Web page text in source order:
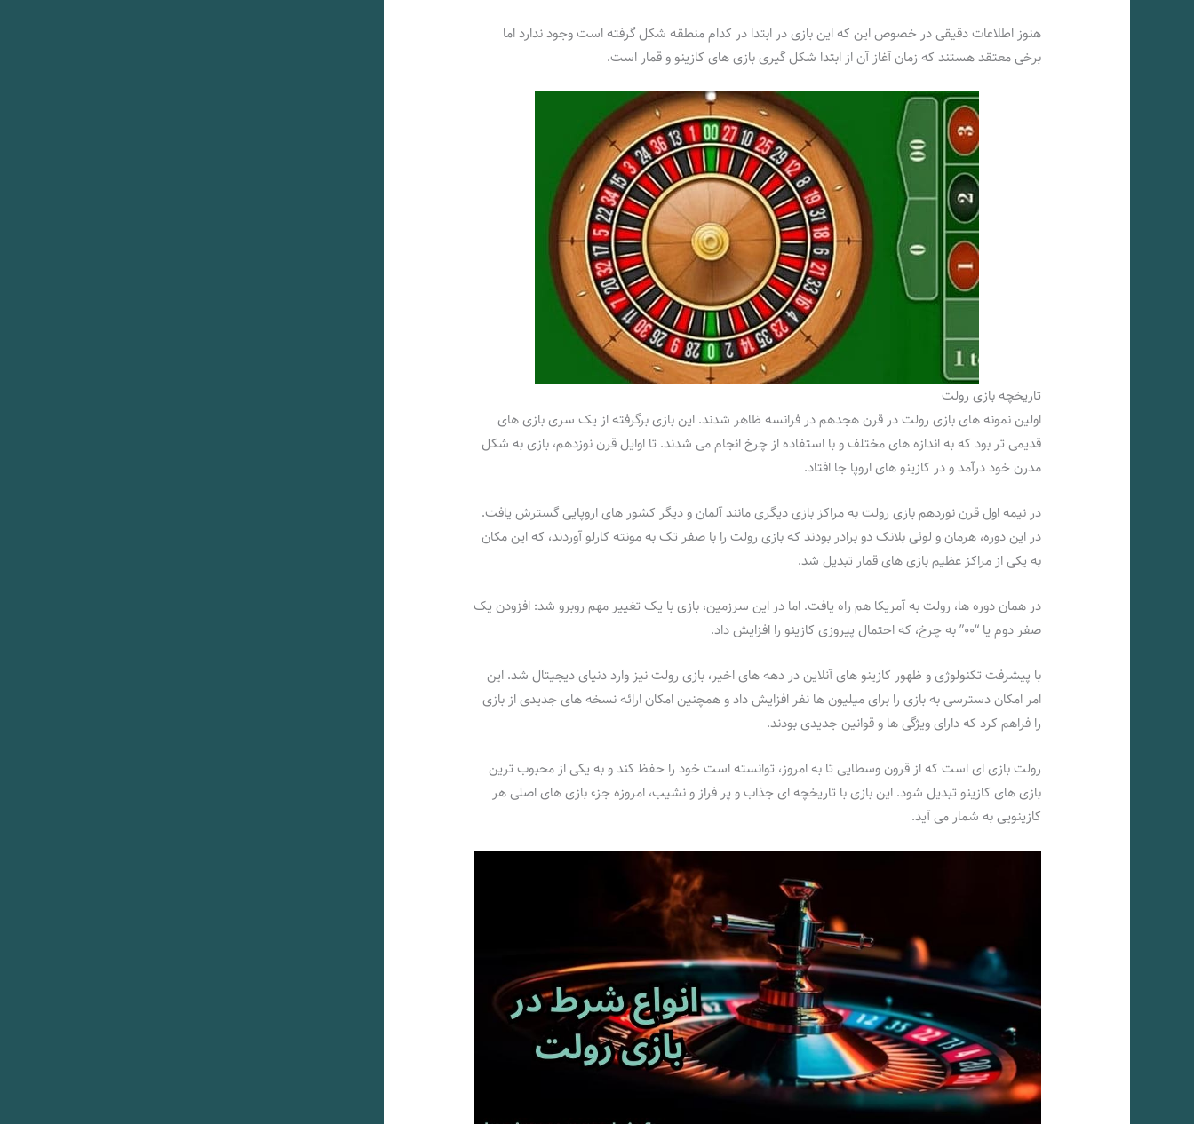
هنوز اطلاعات دقیقی در خصوص این که این بازی در ابتدا در کدام منطقه شکل گرفته است وجود ندارد اما
برخی معتقد هستند که زمان آغاز آن از ابتدا شکل گیری بازی های کازینو و قمار است.
تاریخچه بازی رولت
اولین نمونه‌ های بازی رولت در قرن هجدهم در فرانسه ظاهر شدند. این بازی برگرفته از یک سری بازی‌ های
قدیمی‌ تر بود که به اندازه‌ های مختلف و با استفاده از چرخ انجام می‌ شدند. تا اوایل قرن نوزدهم، بازی به شکل
مدرن خود درآمد و در کازینو‌ های اروپا جا افتاد.
در نیمه اول قرن نوزدهم بازی رولت به مراکز بازی دیگری مانند آلمان و دیگر کشور های اروپایی گسترش یافت.
در این دوره، هرمان و لوئی بلانک دو برادر بودند که بازی رولت را با صفر تک به مونته‌ کارلو آوردند، که این مکان
به یکی از مراکز عظیم بازی‌ های قمار تبدیل شد.
در همان دوره‌ ها، رولت به آمریکا هم راه یافت. اما در این سرزمین، بازی با یک تغییر مهم روبرو شد: افزودن یک
صفر دوم یا “۰۰” به چرخ، که احتمال پیروزی کازینو را افزایش داد.
با پیشرفت تکنولوژی و ظهور کازینو‌ های آنلاین در دهه‌ های اخیر، بازی رولت نیز وارد دنیای دیجیتال شد. این
امر امکان دسترسی به بازی را برای میلیون‌ ها نفر افزایش داد و همچنین امکان ارائه نسخه‌ های جدیدی از بازی
را فراهم کرد که دارای ویژگی‌ ها و قوانین جدیدی بودند.
رولت بازی‌ ای است که از قرون وسطایی تا به امروز، توانسته است خود را حفظ کند و به یکی از محبوب‌ ترین
بازی‌ های کازینو تبدیل شود. این بازی با تاریخچه‌ ای جذاب و پر فراز و نشیب، امروزه جزء بازی‌ های اصلی هر
کازینویی به شمار می‌ آید.